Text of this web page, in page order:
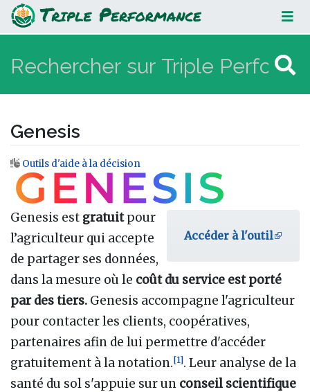
Genesis
Genesis
Aller à :navigation,rechercher
Outils d'aide à la décision
Accéder à l'outil
Genesis est gratuitpour
l’agriculteur qui accepte
de partager ses données,
dans la mesure où le coût du service est porté
par des tiers. Genesis accompagne l'agriculteur
pour contacter les clients, coopératives,
partenaires afin de lui permettre d'accéder
gratuitement à la notation.[1]. Leur analyse de la
santé du sol s'appuie sur un conseil scientifique